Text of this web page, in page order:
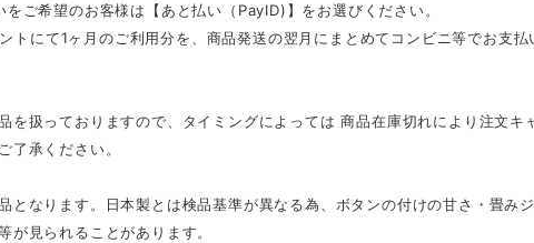
ご希望のお客様は【あと払い（PayID)】をお選びください。
トにて1ヶ月のご利用分を、商品発送の翌月にまとめてコンビニ等でお支払
を扱っておりますので、タイミングによっては 商品在庫切れにより注文
了承ください。
となります。日本製とは検品基準が異なる為、ボタンの付けの甘さ・畳み
が見られることがあります。